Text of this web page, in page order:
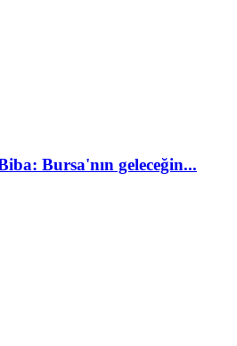
Bursa'nın geleceğin...